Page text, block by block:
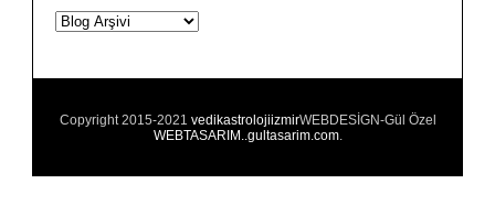
Copyright 2015-2021 vedikastrolojiizmirWEBDESİGN-Gül Özel
WEBTASARIM..gultasarim.com.